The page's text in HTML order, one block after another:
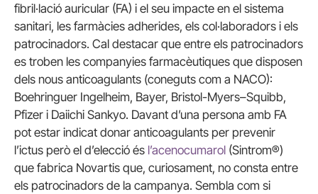
fibril·lació auricular (FA) i el seu impacte en el sistema
sanitari, les farmàcies adherides, els col·laboradors i els
patrocinadors. Cal destacar que entre els patrocinadors
es troben les companyies farmacèutiques que disposen
dels nous anticoagulants (coneguts com a NACO):
Boehringuer Ingelheim, Bayer, Bristol-Myers–Squibb,
Pfizer i Daiichi Sankyo. Davant d’una persona amb FA
pot estar indicat donar anticoagulants per prevenir
l’ictus però el d’elecció és l’acenocumarol (Sintrom®)
que fabrica Novartis que, curiosament, no consta entre
els patrocinadors de la campanya. Sembla com si